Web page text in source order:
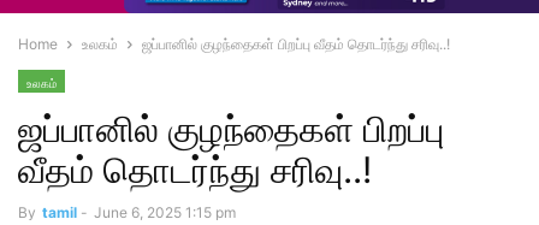
Home உலகம் ஜப்பானில் குழந்தைகள் பிறப்பு வீதம் தொடர்ந்து சரிவு..!
உலகம்
ஜப்பானில் குழந்தைகள் பிறப்பு
வீதம் தொடர்ந்து சரிவு..!
By tamil - June 6, 2025 1:15 pm